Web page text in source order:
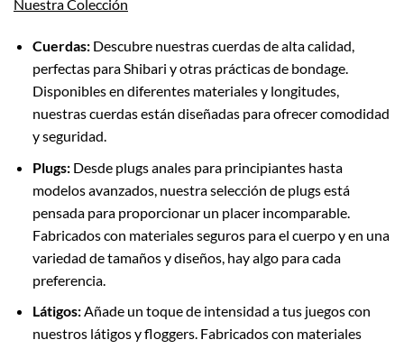
Nuestra Colección
Cuerdas: Descubre nuestras cuerdas de alta calidad,
perfectas para Shibari y otras prácticas de bondage.
Disponibles en diferentes materiales y longitudes,
nuestras cuerdas están diseñadas para ofrecer comodidad
y seguridad.
Plugs:Desde plugs anales para principiantes hasta
modelos avanzados, nuestra selección de plugs está
pensada para proporcionar un placer incomparable.
Fabricados con materiales seguros para el cuerpo y en una
variedad de tamaños y diseños, hay algo para cada
preferencia.
Látigos:Añade un toque de intensidad a tus juegos con
nuestros látigos y floggers. Fabricados con materiales